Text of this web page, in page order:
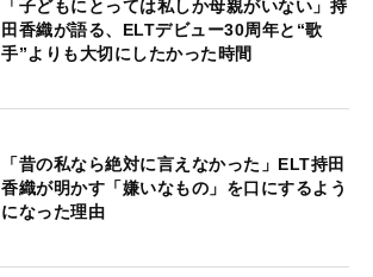
「子どもにとっては私しか母親がいない」持
田香織が語る、ELTデビュー30周年と“歌
手”よりも大切にしたかった時間
「昔の私なら絶対に言えなかった」ELT持田
香織が明かす「嫌いなもの」を口にするよう
になった理由